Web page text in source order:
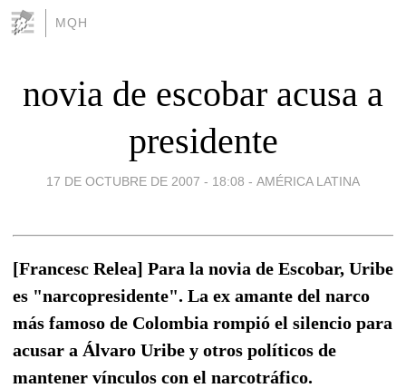
MQH
novia de escobar acusa a
presidente
17 DE OCTUBRE DE 2007 - 18:08 - AMÉRICA LATINA
[Francesc Relea] Para la novia de Escobar, Uribe
es "narcopresidente". La ex amante del narco
más famoso de Colombia rompió el silencio para
acusar a Álvaro Uribe y otros políticos de
mantener vínculos con el narcotráfico.